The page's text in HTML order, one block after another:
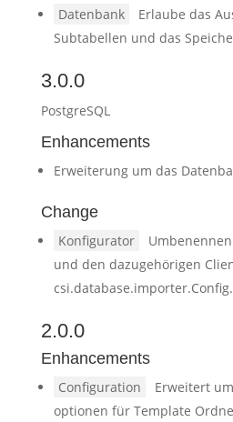
Datenbank
Erlaube das
Subtabellen und das
3.0.0
PostgreSQL
Enhancements
Erweiterung um das
Change
Konfigurator
und den dazugehörigen
csi.database.importer.Config.
2.0.0
Enhancements
Configuration
Erweitert
optionen für Template